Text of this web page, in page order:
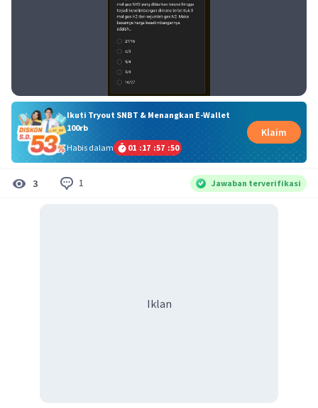
Ikuti Tryout SNBT & Menangkan E-Wallet
100rb
Habis dalam
01 :17 :57 :50
Klaim
3 1 Jawaban terverifikasi
Iklan